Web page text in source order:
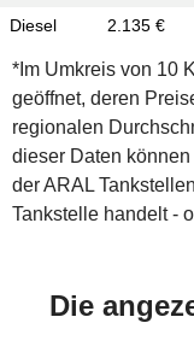
Diesel
2.135 €
*Im Umkreis von 10
geöffnet, deren
regionalen
dieser Daten
der ARAL
Tankstelle handelt -
Die